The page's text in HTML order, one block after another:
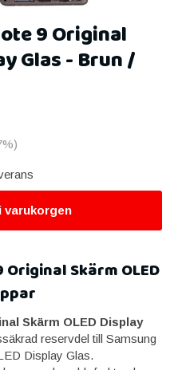
9 Original
Glas - Brun /
%)
varukorgen
Skärm OLED
Skärm OLED Display
reservdel till Samsung
Display Glas.